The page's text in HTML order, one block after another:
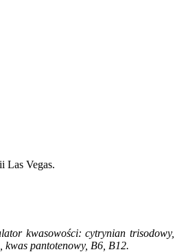
Las Vegas.
kwasowości: cytrynian trisodowy,
pantotenowy, B6, B12.